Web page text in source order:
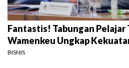
Fantastis! Tabungan Pelajar
Wamenkeu Ungkap
BISNIS